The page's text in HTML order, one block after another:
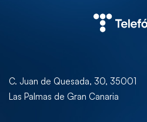
C. Juan de Quesada, 30, 35001
Las Palmas de Gran Canaria